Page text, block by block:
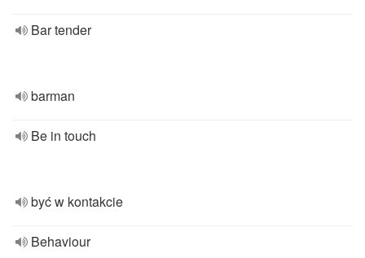
Bar tender
barman
Be in touch
być w kontakcie
Behaviour